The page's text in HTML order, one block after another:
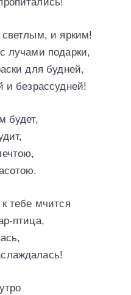
и ярким!
лучами подарки,
для будней,
и безрассудней!
будет,
тебе мчится
птица,